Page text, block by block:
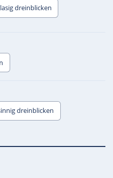
dreinblicken
dreinblicken